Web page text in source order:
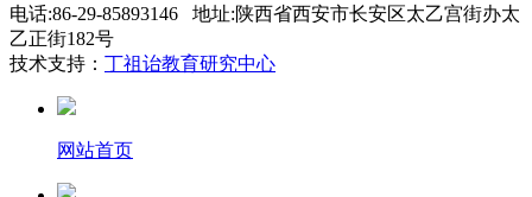
电话:86-29-85893146 地址:陕西省西安市长安区太乙宫街办太
乙正街182号
技术支持： 丁祖诒教育研究中心
网站首页